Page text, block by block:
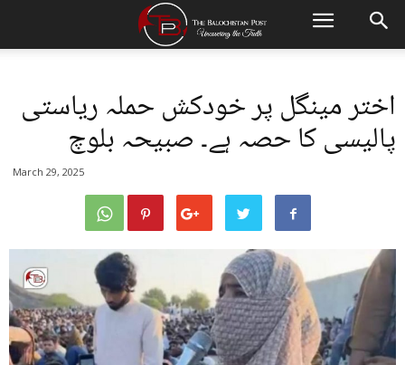
اختر مینگل پر خودکش حملہ ریاستی
پالیسی کا حصہ ہے۔ صبیحہ بلوچ
March 29, 2025